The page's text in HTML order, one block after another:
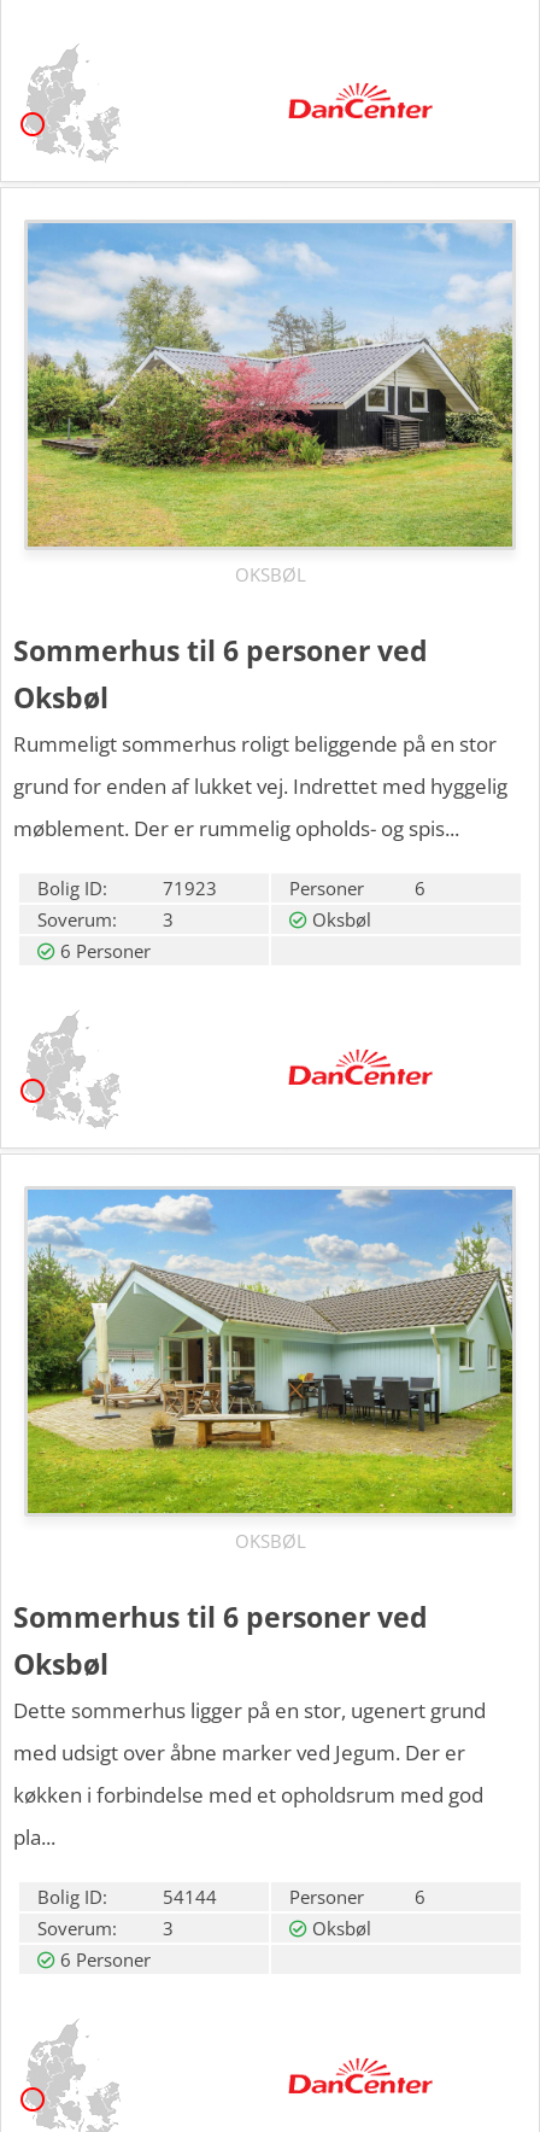
OKSBØL
Sommerhus til 6 personer ved
Oksbøl
Rummeligt sommerhus roligt beliggende på en stor
grund for enden af lukket vej. Indrettet med hyggelig
møblement. Der er rummelig opholds- og spis...
Bolig ID: 71923 Personer
6
Soverum:
3
Oksbøl
6 Personer
OKSBØL
Sommerhus til 6 personer ved
Oksbøl
Dette sommerhus ligger på en stor, ugenert grund
med udsigt over åbne marker ved Jegum. Der er
køkken i forbindelse med et opholdsrum med god
pla...
Bolig ID: 54144 Personer
6
Soverum:
3
Oksbøl
6 Personer